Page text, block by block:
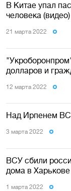
В Китае упал
человека (видео)
21 марта 2022
долларов и
12 марта 2022
Над Ирпенем
3 марта 2022
ВСУ сбили
дома в Харькове
1 марта 2022